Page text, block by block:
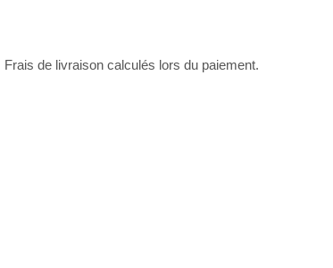
Frais de livraison calculés lors du paiement.